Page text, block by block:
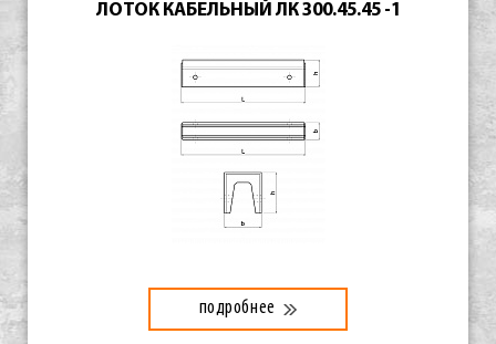
ЛОТОК КАБЕЛЬНЫЙ ЛК 300.45.45 -1
подробнее